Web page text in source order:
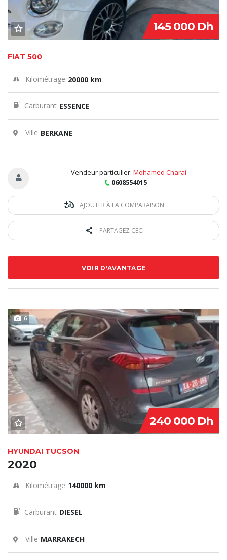
145 000 Dh
FIAT 500
Kilométrage 20000 km
Carburant ESSENCE
Ville BERKANE
Vendeur particulier: Mohamed Charai
0608554015
AJOUTER À LA COMPARAISON
PARTAGEZ CECI
VOIR D'AVANTAGE
6
240 000 Dh
HYUNDAI TUCSON
2020
Kilométrage 140000 km
Carburant DIESEL
Ville MARRAKECH